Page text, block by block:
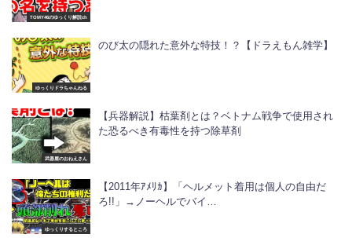
TOMY46のゆっくり解説ch
ゆっくりドラちゃんねる
のび太の隠れた意外な特技！？【ドラえもん雑学】
武器屋のおねえさん
【兵器解説】枯葉剤とは？ベトナム戦争で使用され
た恐るべき有毒性を持つ除草剤
ゆっくりするところ
【2011年ｱﾒﾘｶ】「ヘルメット着用は個人の自由だ
ろ!!」→ノーヘルでバイ…